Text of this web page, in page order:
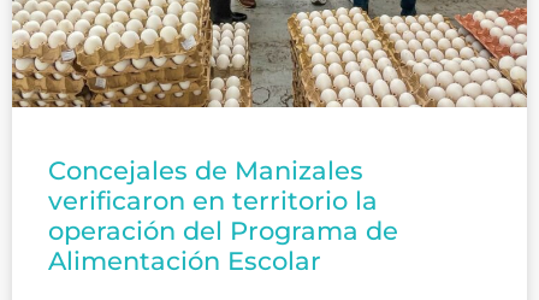
Concejales de Manizales
verificaron en territorio la
operación del Programa de
Alimentación Escolar